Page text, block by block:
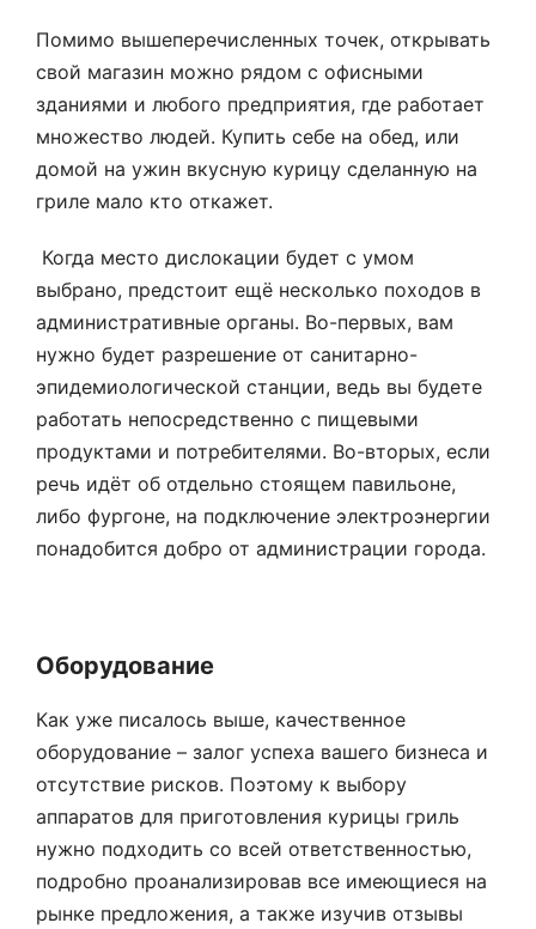
Помимо вышеперечисленных точек, открывать
свой магазин можно рядом с офисными
зданиями и любого предприятия, где работает
множество людей. Купить себе на обед, или
домой на ужин вкусную курицу сделанную на
гриле мало кто откажет.
Когда место дислокации будет с умом
выбрано, предстоит ещё несколько походов в
административные органы. Во-первых, вам
нужно будет разрешение от санитарно-
эпидемиологической станции, ведь вы будете
работать непосредственно с пищевыми
продуктами и потребителями. Во-вторых, если
речь идёт об отдельно стоящем павильоне,
либо фургоне, на подключение электроэнергии
понадобится добро от администрации города.
Оборудование
Как уже писалось выше, качественное
оборудование – залог успеха вашего бизнеса и
отсутствие рисков. Поэтому к выбору
аппаратов для приготовления курицы гриль
нужно подходить со всей ответственностью,
подробно проанализировав все имеющиеся на
рынке предложения, а также изучив отзывы